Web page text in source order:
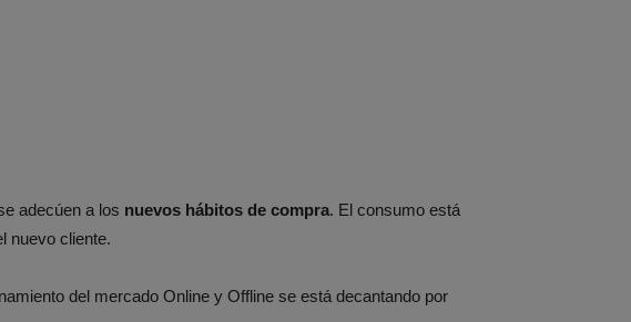
adecúen a los nuevos hábitos de compra. El consumo está
nuevo cliente.
del mercado Online y Offline se está decantando por